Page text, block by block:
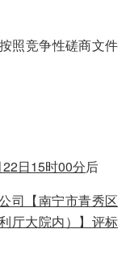
照竞争性磋商文件
22日15时00分后
司【南宁市青秀区
厅大院内）】评标